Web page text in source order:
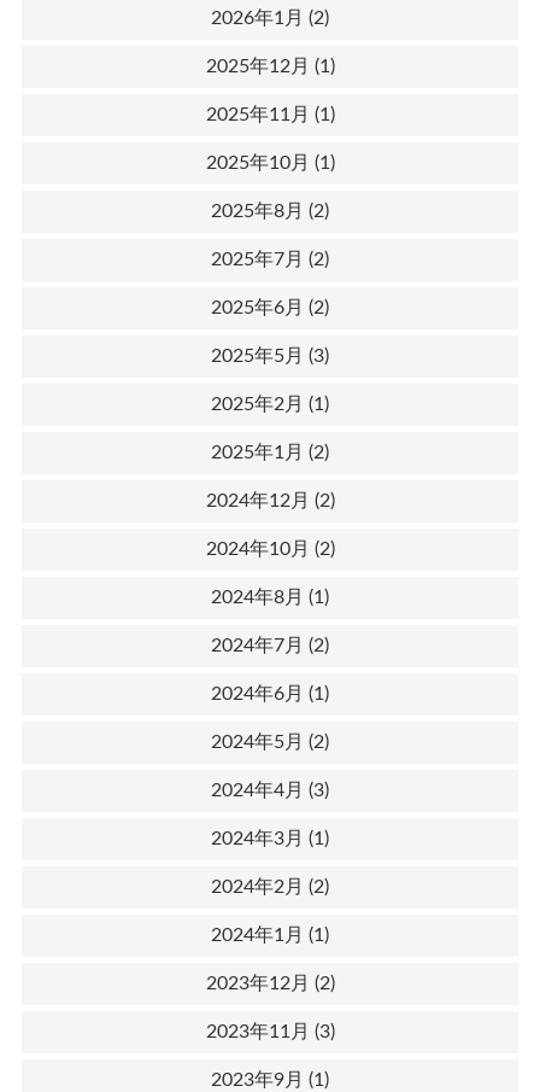
2026年1月 (2)
2025年12月 (1)
2025年11月 (1)
2025年10月 (1)
2025年8月 (2)
2025年7月 (2)
2025年6月 (2)
2025年5月 (3)
2025年2月 (1)
2025年1月 (2)
2024年12月 (2)
2024年10月 (2)
2024年8月 (1)
2024年7月 (2)
2024年6月 (1)
2024年5月 (2)
2024年4月 (3)
2024年3月 (1)
2024年2月 (2)
2024年1月 (1)
2023年12月 (2)
2023年11月 (3)
2023年9月 (1)